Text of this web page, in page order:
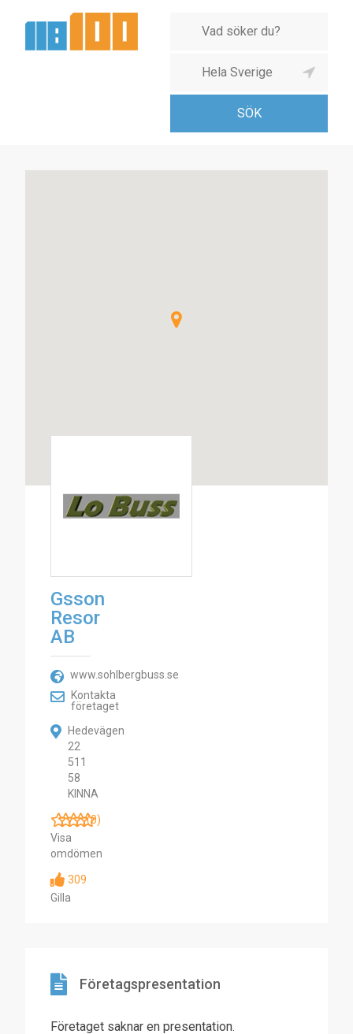
Gsson
Resor
AB
www.sohlbergbuss.se
Kontakta
företaget
Hedevägen
22
511
58
KINNA
(0)
Visa
omdömen
309
Gilla
Företagspresentation
Företaget saknar en presentation.